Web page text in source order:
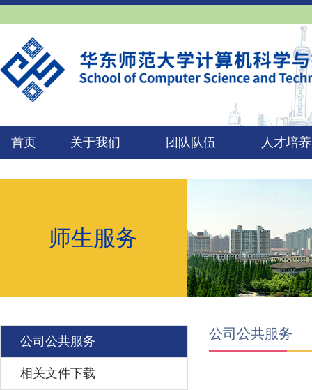
首页 关于我们 团队队伍 人才培养
师生服务
公司公共服务
相关文件下载
公司公共服务